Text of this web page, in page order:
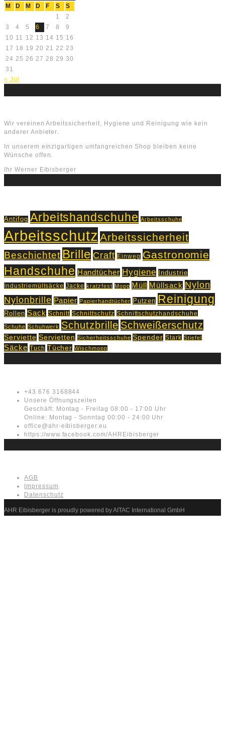
M
D M D F S
S
1
2
3
4 5 6 7 8
9
10 11 12 13 14 15 16
17 18 19 20 21 22 23
24 25 26 27 28 29 30
31
« Jul
Wir vereinen Arbeitssicherheit, Hygiene und Reinigung wie kein
anderer Anbieter.
In unserem einzigartigen umfangreichen Shop bleiben keine
Wünsche offen.
Ihr Werner Eibisberger
Antifog Arbeitshandschuhe Arbeitsschuhe
Arbeitsschutz Arbeitssicherheit
Beschichtet Brille Craft Einweg Gastronomie
Handschuhe Handtücher Hygiene Industrie
Industriemüllsäcke Jacke kratzfest Mopp Müll Müllsack Nylon
Nylonbrille Papier Papierhandtücher Putzen Reinigung
Rollen Sack Schnitt Schnittschutz Schnittschutzhandschuhe
Schuhe Schuhwerk Schutzbrille Schweißerschutz
Serviette Servietten Sicherheitsschuhe Spender Stark Stiefel
Säcke Tuch Tücher Wischmopp
+43 676 3168844
Unsere Öffnungszeiten
Geschäft: Montag - Freitag 08:00 - 17:00 Uhr
Online: Montag - Sonntag 00:00 - 24:00 Uhr
office@ahr-eibisberger.eu
https://www.facebook.com/AHREibisberger
AGB
Impressum
Datenschutz
AHR Eibisberger is proudly powered by AITAC International GmbH